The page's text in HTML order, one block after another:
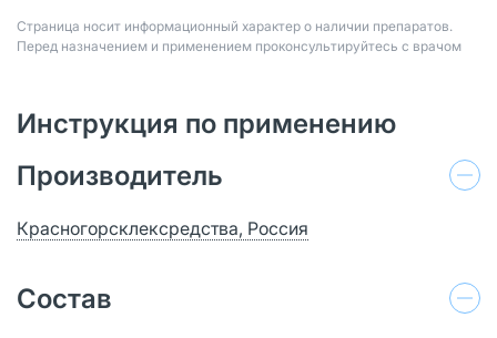
Страница носит информационный характер о наличии препаратов.
Перед назначением и применением проконсультируйтесь с врачом
Инструкция по применению
Производитель
Красногорсклексредства, Россия
Состав